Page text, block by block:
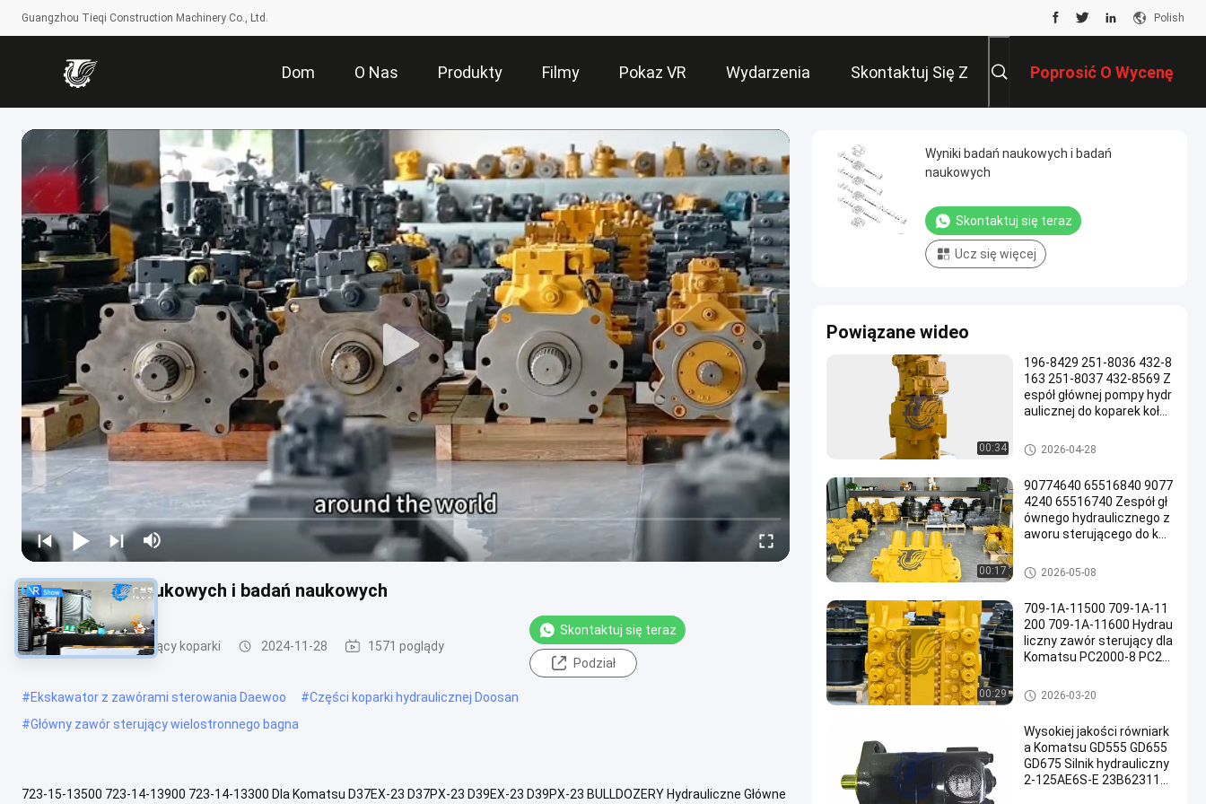
Guangzhou Tieqi Construction Machinery Co., Ltd. Polish
Dom O Nas Produkty Filmy Pokaz VR Wydarzenia Skontaktuj Się Z
Nami
Poprosić O Wycenę
Wyniki badań naukowych i badań naukowych
Główny zawór sterujący koparki 2024-11-28 1571 poglądy
Skontaktuj się teraz
Podział
#Ekskawator z zawórami sterowania Daewoo #Części koparki hydraulicznej Doosan
#Główny zawór sterujący wielostronnego bagna
723-15-13500 723-14-13900 723-14-13300 Dla Komatsu D37EX-23 D37PX-23 D39EX-23 D39PX-23 BULLDOZERY Hydrauliczne Główne
Wyniki badań naukowych i badań
naukowych
Skontaktuj się teraz
Ucz się więcej
Powiązane wideo
00:34
196-8429 251-8036 432-8
163 251-8037 432-8569 Z
espół głównej pompy hydr
aulicznej do koparek koło
okiej jakości części zamie
nne do dużych obciążeń
Pompa hydrauliczna koparki
2026-04-28
00:17
90774640 65516840 9077
4240 65516740 Zespół gł
ównego hydraulicznego z
aworu sterującego do kop
PC4000-6 Bardzo duże gó
rnicze części zamienne
Główny zawór sterujący kopar
ki
2026-05-08
00:29
709-1A-11500 709-1A-11
200 709-1A-11600 Hydrau
liczny zawór sterujący dla
Komatsu PC2000-8 PC20
Główny zawór sterujący kopar
ki
2026-03-20
Wysokiej jakości równiark
a Komatsu GD555 GD655
GD675 Silnik hydrauliczny
2-125AE6S-E 23B623110